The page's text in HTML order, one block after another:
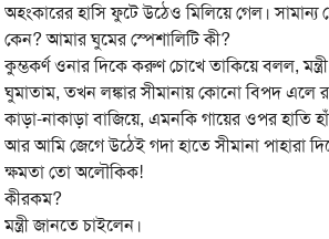
অহংকারের হাসি ফুটে উঠেও মিলিয়ে গেল।
কেন? আমার ঘুমের স্পেশালিটি কী?
কুম্ভকর্ণ ওনার দিকে করুণ চোখে তাকিয়ে বলল,
ঘুমাতাম, তখন লঙ্কার সীমানায় কোনো বিপদ এলে
কাড়া-নাকাড়া বাজিয়ে, এমনকি গায়ের ওপর হাতি
আর আমি জেগে উঠেই গদা হাতে সীমানা পাহারা
ক্ষমতা তো অলৌকিক!
কীরকম?
মন্ত্রী জানতে চাইলেন।